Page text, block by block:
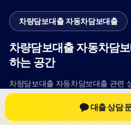
차량담보대출 자동차담보대출
차량담보대출 자동차담
하는 공간
차량담보대출 자동차담보대출 관련
확인 기준, 대출 선택 시 참고할 수 있
서 확인할 수 있도록 구성했습니다.
보 제공을 위한 자료이며, 실제 가능
대출 상담